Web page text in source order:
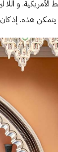
الأمريكية. و
٢٠٠٤ المدن ولم ثم, هو